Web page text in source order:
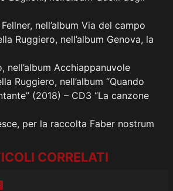
nell’album Via del campo
Ruggiero, nell’album Genova, la
nell’album Acchiappanuvole
Ruggiero, nell’album “Quando
(2018) – CD3 “La canzone
per la raccolta Faber nostrum
CORRELATI